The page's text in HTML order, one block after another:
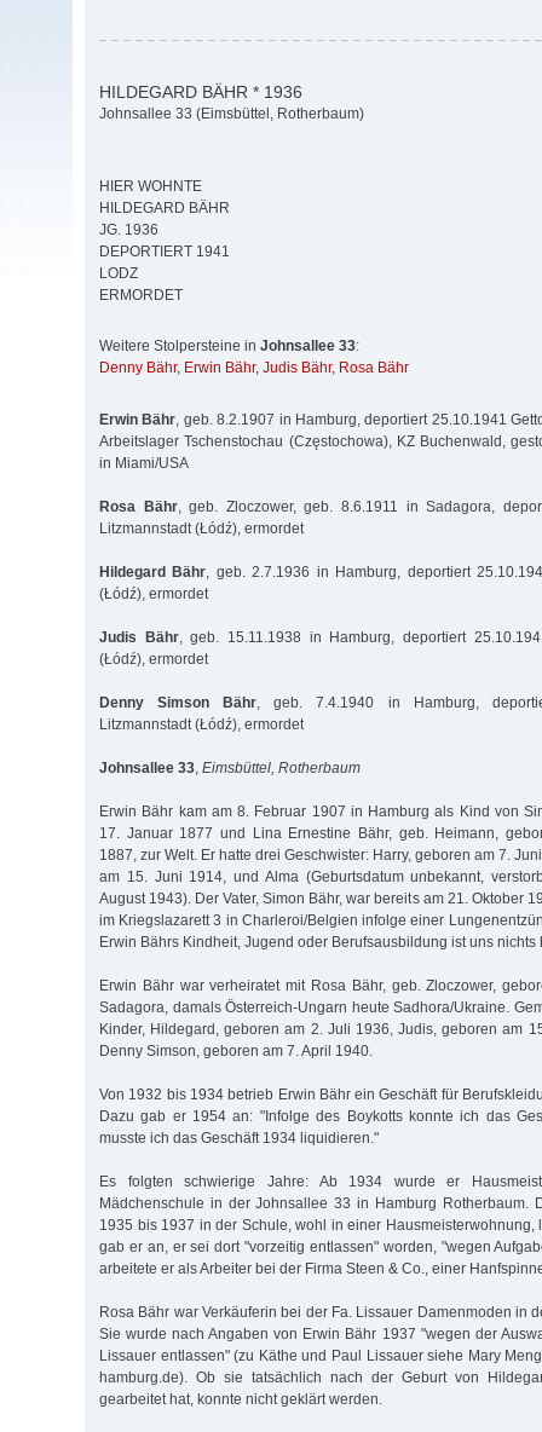
HILDEGARD BÄHR * 1936
Johnsallee 33 (Eimsbüttel, Rotherbaum)
HIER WOHNTE
HILDEGARD BÄHR
JG. 1936
DEPORTIERT 1941
LODZ
ERMORDET
Weitere Stolpersteine in Johnsallee 33:
Denny Bähr, Erwin Bähr, Judis Bähr, Rosa Bähr
Erwin Bähr , geb. 8.2.1907 in Hamburg, deportiert 25.10.1941
Arbeitslager Tschenstochau (Częstochowa), KZ Buchenwald,
in Miami/USA
Rosa Bähr, geb. Zloczower, geb. 8.6.1911 in Sadagora,
Litzmannstadt (Łódź), ermordet
Hildegard Bähr , geb. 2.7.1936 in Hamburg, deportiert
(Łódź), ermordet
Judis Bähr, geb. 15.11.1938 in Hamburg, deportiert
(Łódź), ermordet
Denny Simson Bähr , geb. 7.4.1940 in Hamburg,
Litzmannstadt (Łódź), ermordet
Johnsallee 33 Eimsbüttel, Rotherbaum
Erwin Bähr kam am 8. Februar 1907 in Hamburg als Kind von
17. Januar 1877 und Lina Ernestine Bähr, geb. Heimann,
1887, zur Welt. Er hatte drei Geschwister: Harry, geboren am 7.
am 15. Juni 1914, und Alma (Geburtsdatum unbekannt,
August 1943). Der Vater, Simon Bähr, war bereits am 21. Oktober
im Kriegslazarett 3 in Charleroi/Belgien infolge einer
Erwin Bährs Kindheit, Jugend oder Berufsausbildung ist uns nichts
Erwin Bähr war verheiratet mit Rosa Bähr, geb. Zloczower,
Sadagora, damals Österreich-Ungarn heute Sadhora/Ukraine.
Kinder, Hildegard, geboren am 2. Juli 1936, Judis, geboren am
Denny Simson, geboren am 7. April 1940.
Von 1932 bis 1934 betrieb Erwin Bähr ein Geschäft für
Dazu gab er 1954 an: "Infolge des Boykotts konnte ich das
musste ich das Geschäft 1934 liquidieren."
Es folgten schwierige Jahre: Ab 1934 wurde er
Mädchenschule in der Johnsallee 33 in Hamburg Rotherbaum.
1935 bis 1937 in der Schule, wohl in einer Hausmeisterwohnung,
gab er an, er sei dort "vorzeitig entlassen" worden, "wegen
arbeitete er als Arbeiter bei der Firma Steen & Co., einer
Rosa Bähr war Verkäuferin bei der Fa. Lissauer Damenmoden in
Sie wurde nach Angaben von Erwin Bähr 1937 "wegen der
Lissauer entlassen" (zu Käthe und Paul Lissauer siehe Mary
hamburg.de). Ob sie tatsächlich nach der Geburt von
gearbeitet hat, konnte nicht geklärt werden.